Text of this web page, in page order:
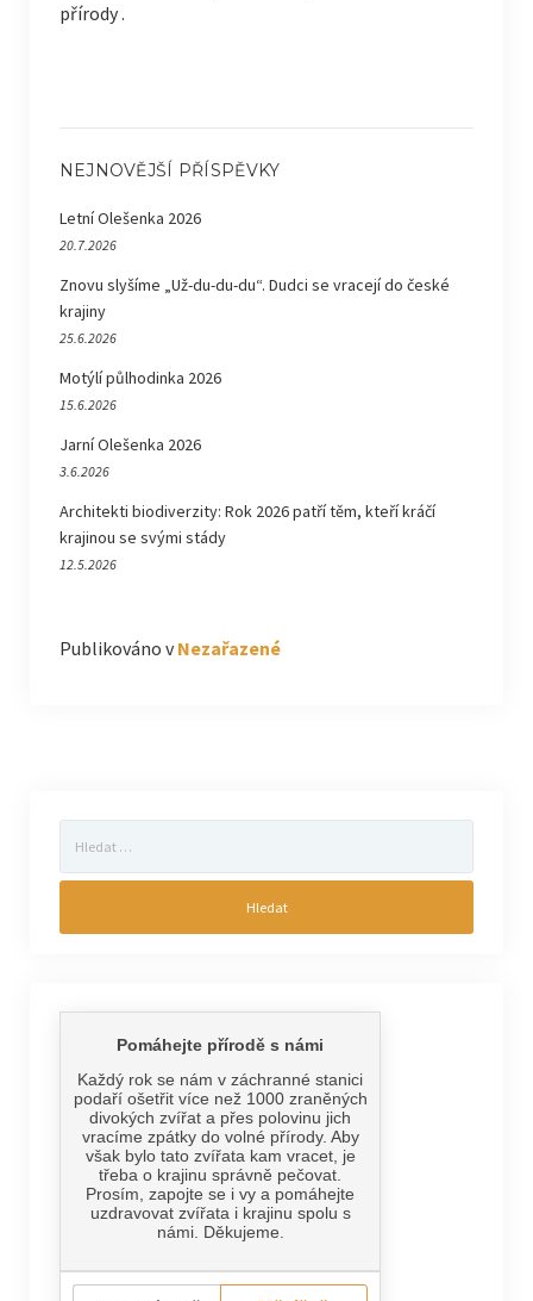
přírody.
NEJNOVĚJŠÍ PŘÍSPĚVKY
Letní Olešenka 2026
20.7.2026
Znovu slyšíme „Už-du-du-du“. Dudci se vracejí do české
krajiny
25.6.2026
Motýlí půlhodinka 2026
15.6.2026
Jarní Olešenka 2026
3.6.2026
Architekti biodiverzity: Rok 2026 patří těm, kteří kráčí
krajinou se svými stády
12.5.2026
Publikováno v Nezařazené